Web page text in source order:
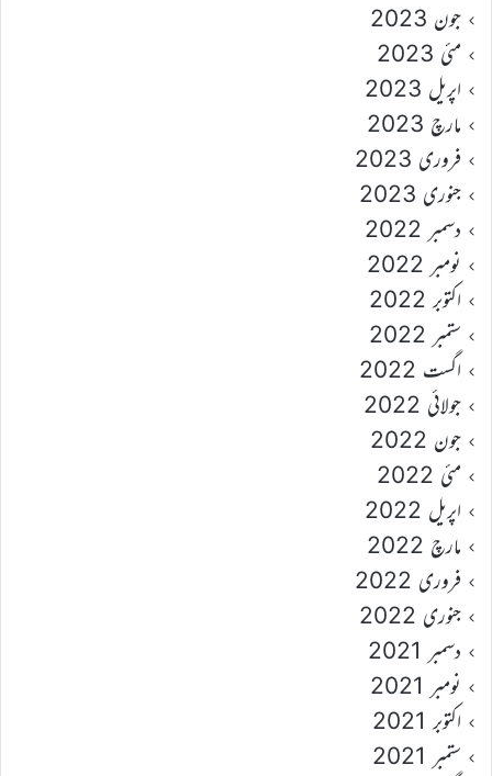
جون 2023
مئی 2023
اپریل 2023
مارچ 2023
فروری 2023
جنوری 2023
دسمبر 2022
نومبر 2022
اکتوبر 2022
ستمبر 2022
اگست 2022
جولائی 2022
جون 2022
مئی 2022
اپریل 2022
مارچ 2022
فروری 2022
جنوری 2022
دسمبر 2021
نومبر 2021
اکتوبر 2021
ستمبر 2021